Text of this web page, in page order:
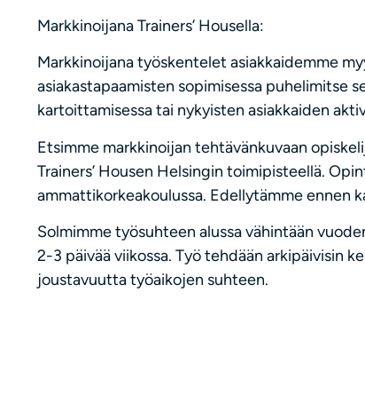
Markkinoijana Trainers’ Housella:
Markkinoijana työskentelet asiakkaidemme
asiakastapaamisten sopimisessa puhelimitse
kartoittamisessa tai nykyisten asiakkaiden
Etsimme markkinoijan tehtävänkuvaan
Trainers’ Housen Helsingin toimipisteellä.
ammattikorkeakoulussa. Edellytämme ennen
Solmimme työsuhteen alussa vähintään
2-3 päivää viikossa. Työ tehdään arkipäivisin
joustavuutta työaikojen suhteen.